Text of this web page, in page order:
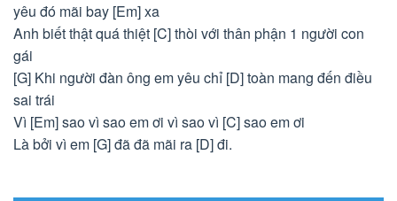
yêu đó mãi bay [Em] xa
Anh biết thật quá thiệt [C] thòi với thân phận 1 người con
gái
[G] Khi người đàn ông em yêu chỉ [D] toàn mang đến điều
sai trái
Vì [Em] sao vì sao em ơi vì sao vì [C] sao em ơi
Là bởi vì em [G] đã đã mãi ra [D] đi.